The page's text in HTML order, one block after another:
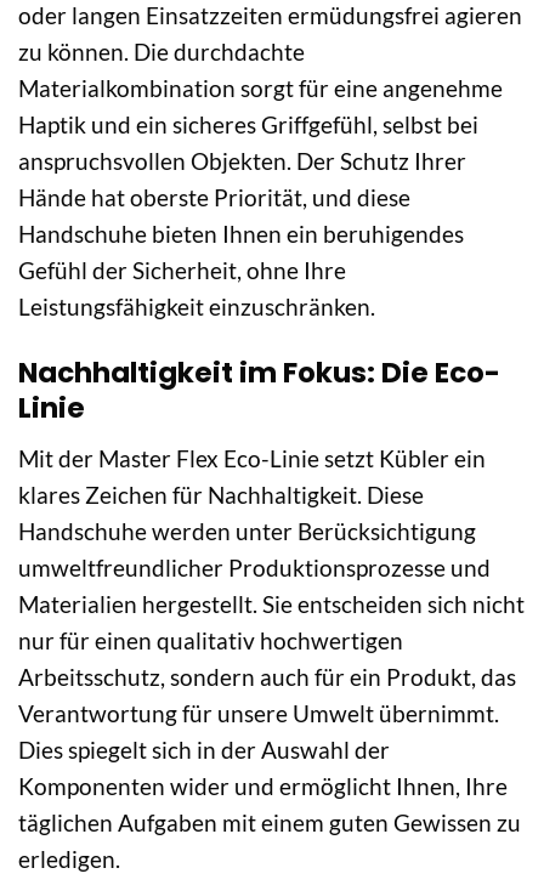
oder langen Einsatzzeiten ermüdungsfrei agieren
zu können. Die durchdachte
Materialkombination sorgt für eine angenehme
Haptik und ein sicheres Griffgefühl, selbst bei
anspruchsvollen Objekten. Der Schutz Ihrer
Hände hat oberste Priorität, und diese
Handschuhe bieten Ihnen ein beruhigendes
Gefühl der Sicherheit, ohne Ihre
Leistungsfähigkeit einzuschränken.
Nachhaltigkeit im Fokus: Die Eco-
Linie
Mit der Master Flex Eco-Linie setzt Kübler ein
klares Zeichen für Nachhaltigkeit. Diese
Handschuhe werden unter Berücksichtigung
umweltfreundlicher Produktionsprozesse und
Materialien hergestellt. Sie entscheiden sich nicht
nur für einen qualitativ hochwertigen
Arbeitsschutz, sondern auch für ein Produkt, das
Verantwortung für unsere Umwelt übernimmt.
Dies spiegelt sich in der Auswahl der
Komponenten wider und ermöglicht Ihnen, Ihre
täglichen Aufgaben mit einem guten Gewissen zu
erledigen.